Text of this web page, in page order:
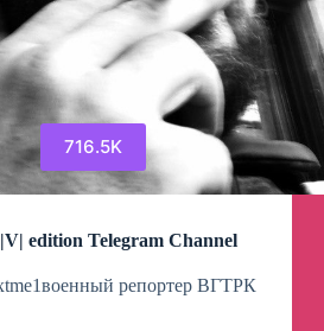
716.5K
edition Telegram Channel
репортер ВГТРК